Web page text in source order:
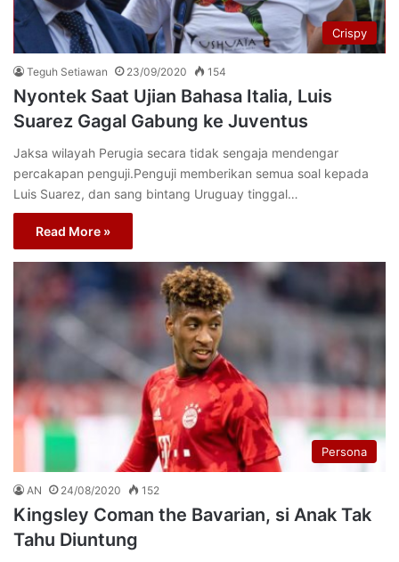
Crispy
Teguh Setiawan 23/09/2020 154
Nyontek Saat Ujian Bahasa Italia, Luis
Suarez Gagal Gabung ke Juventus
Jaksa wilayah Perugia secara tidak sengaja mendengar
percakapan penguji.Penguji memberikan semua soal kepada
Luis Suarez, dan sang bintang Uruguay tinggal…
Read More »
Persona
AN 24/08/2020 152
Kingsley Coman the Bavarian, si Anak Tak
Tahu Diuntung